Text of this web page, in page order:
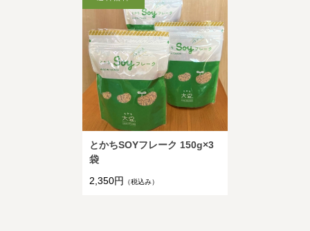
とかちSOYフレーク 150g×3
袋
2,350円 （税込み）